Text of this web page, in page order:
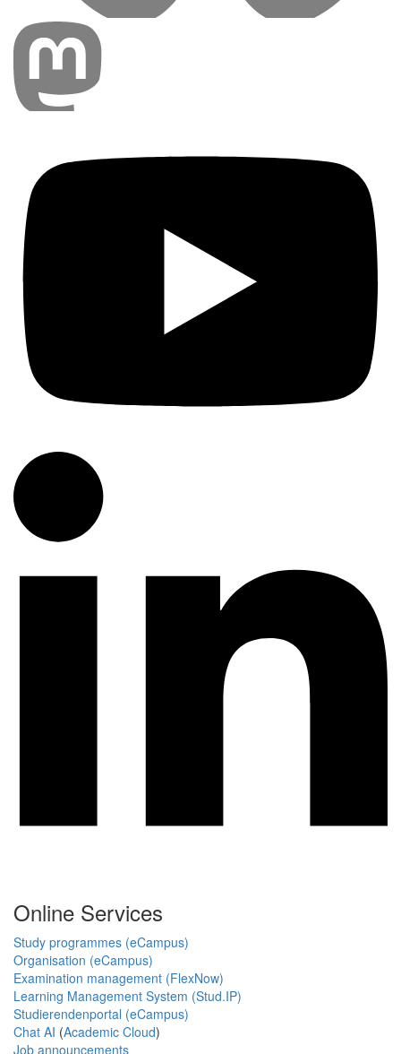
Online Services
Study programmes (eCampus)
Organisation (eCampus)
Examination management (FlexNow)
Learning Management System (Stud.IP)
Studierendenportal (eCampus)
Chat AI (Academic Cloud)
Job announcements